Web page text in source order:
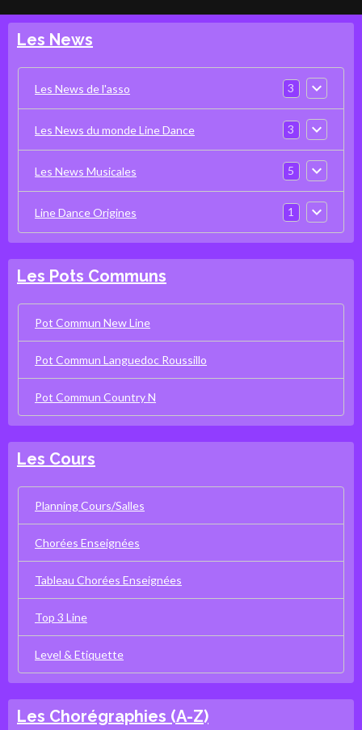
Les News
Les News de l'asso 3
Les News du monde Line Dance 3
Les News Musicales 5
Line Dance Origines 1
Les Pots Communs
Pot Commun New Line
Pot Commun Languedoc Roussillo
Pot Commun Country N
Les Cours
Planning Cours/Salles
Chorées Enseignées
Tableau Chorées Enseignées
Top 3 Line
Level & Etiquette
Les Chorégraphies (A-Z)